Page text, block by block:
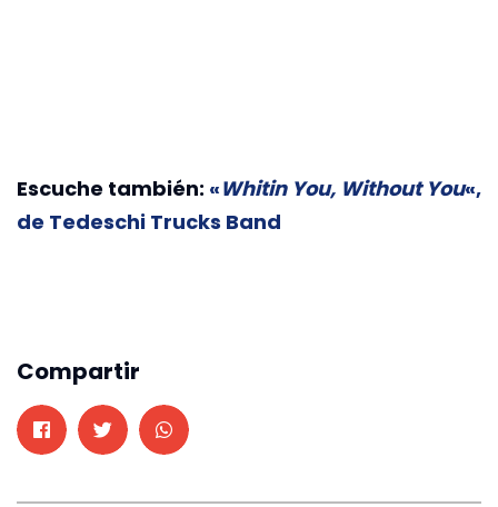
Escuche también: «Whitin You, Without You«,
de Tedeschi Trucks Band
Compartir